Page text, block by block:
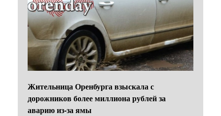
Жительница Оренбурга взыскала с
дорожников более миллиона рублей за
аварию из-за ямы